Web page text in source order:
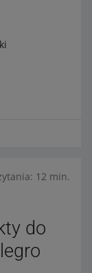
12 min.
do